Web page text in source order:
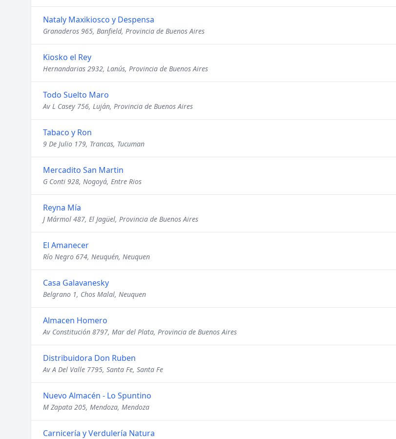
Nataly Maxikiosco y Despensa
Granaderos 965, Banfield, Provincia de Buenos Aires
Kiosko el Rey
Hernandarias 2932, Lanús, Provincia de Buenos Aires
Todo Suelto Maro
Av L Casey 756, Luján, Provincia de Buenos Aires
Tabaco y Ron
9 De Julio 179, Trancas, Tucuman
Mercadito San Martin
G Conti 928, Nogoyá, Entre Rios
Reyna Mía
J Mármol 487, El Jagüel, Provincia de Buenos Aires
El Amanecer
Río Negro 674, Neuquén, Neuquen
Casa Galavanesky
Belgrano 1, Chos Malal, Neuquen
Almacen Homero
Av Constitución 8797, Mar del Plata, Provincia de Buenos Aires
Distribuidora Don Ruben
Av A Del Valle 7795, Santa Fe, Santa Fe
Nuevo Almacén - Lo Spuntino
M Zapata 205, Mendoza, Mendoza
Carnicería y Verdulería Natura